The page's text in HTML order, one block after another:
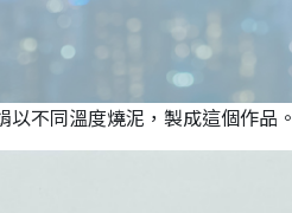
不同溫度燒泥，製成這個作品。